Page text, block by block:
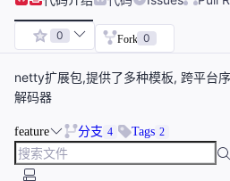
0 Fork 0
netty扩展包,提供了多种模板, 跨平台
解码器
feature 分支 4 Tags 2